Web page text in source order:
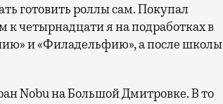
готовить роллы сам. Покупал
к четырнадцати я на подработках в
и «Филадельфию», а после школы
Nobu на Большой Дмитровке. В то